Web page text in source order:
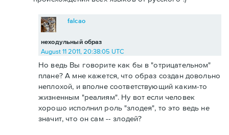
неходульный образ
falcao
August 11 2011, 20:38:05 UTC
Но ведь Вы говорите как бы в "отрицательном"
плане? А мне кажется, что образ создан довольно
неплохой, и вполне соответствующий каким-то
жизненным "реалиям". Ну вот если человек
хорошо исполнил роль "злодея", то это ведь не
значит, что он сам -- злодей?